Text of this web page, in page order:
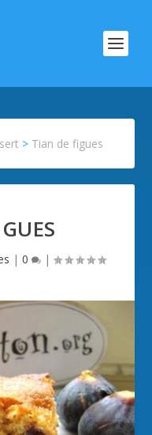
> Tian de figues
| 0 |